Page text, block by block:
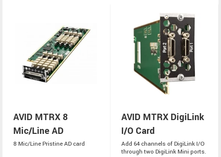
AVID MTRX 8
Mic/Line AD
8 Mic/Line Pristine AD card
AVID MTRX DigiLink
I/O Card
Add 64 channels of DigiLink I/O
through two DigiLink Mini ports.